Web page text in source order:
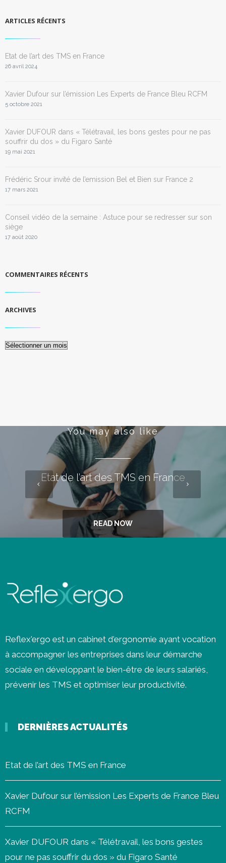
ARTICLES RÉCENTS
Etat de l’art des TMS en France
26 avril 2024
Xavier Dufour sur l’émission Les Experts de France Bleu RCFM
5 octobre 2021
Xavier DUFOUR dans « Télétravail, les bons gestes pour ne pas
souffrir du dos » du Figaro Santé
19 mai 2021
Frédéric Srour invité de l’emission Bel et Bien sur France 2
17 mars 2021
Conseil vidéo de la semaine : Astuce pour se redresser sur son
siège
17 août 2020
COMMENTAIRES RÉCENTS
ARCHIVES
Archives
You may also like
Etat de l’art des TMS en France
READ NOW
Reflex'ergo est un cabinet d'ergonomie ayant vocation
à accompagner les entreprises dans leur démarche
sociale en développant le bien-être de leurs salariés,
prévenir les TMS et optimiser leur productivité.
DERNIÈRES ACTUALITÉS
Etat de l’art des TMS en France
Xavier Dufour sur l’émission Les Experts de France Bleu
RCFM
Xavier DUFOUR dans « Télétravail, les bons gestes
pour ne pas souffrir du dos » du Figaro Santé